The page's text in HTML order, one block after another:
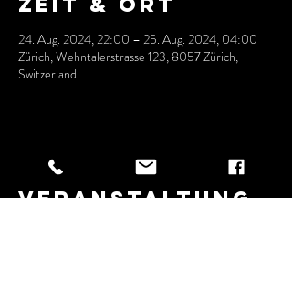
24. Aug. 2024, 22:00 – 25. Aug. 2024, 04:00
Zürich, Wehntalerstrasse 123, 8057 Zürich,
Switzerland
Diese
Veranstaltung